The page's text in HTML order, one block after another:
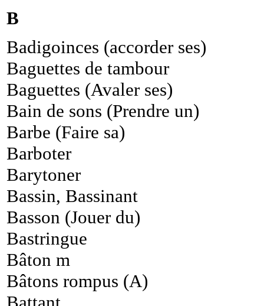
B
Badigoinces (accorder ses)
Baguettes de tambour
Baguettes (Avaler ses)
Bain de sons (Prendre un)
Barbe (Faire sa)
Barboter
Barytoner
Bassin, Bassinant
Basson (Jouer du)
Bastringue
Bâton m
Bâtons rompus (A)